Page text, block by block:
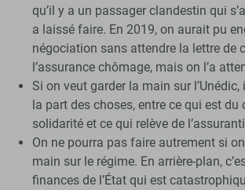
qu’il y a un passager clandestin qui
a laissé faire. En 2019, on aurait pu
négociation sans attendre la lettre de
l’assurance chômage, mais on l’a
Si on veut garder la main sur
la part des choses, entre ce qui est du
solidarité et ce qui relève de
On ne pourra pas faire autrement si
main sur le régime. En arrière-plan,
finances de l’État qui est